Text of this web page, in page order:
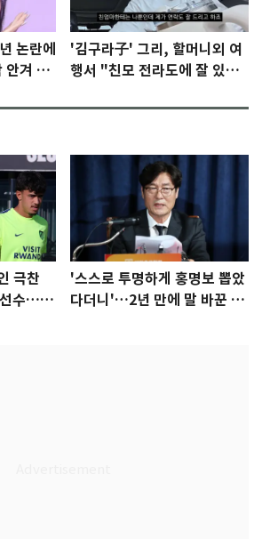
논란에
안겨 미
'김구라子' 그리, 할머니외 여
행서 "친모 전라도에 잘 있
극찬
수…좋
'스스로 투명하게 홍명보 뽑았
다더니'…2년 만에 말 바꾼 이